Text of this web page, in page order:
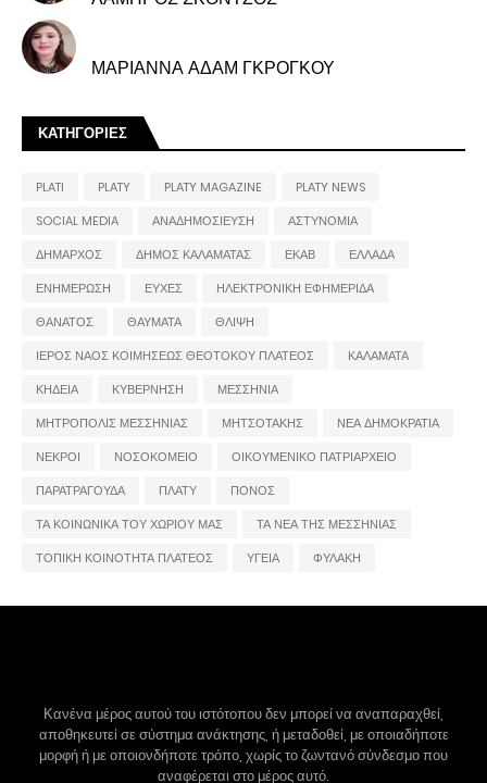
ΜΑΡΙΑΝΝΑ ΑΔΑΜ ΓΚΡΟΓΚΟΥ
ΚΑΤΗΓΟΡΙΕΣ
PLATI PLATY PLATY MAGAZINE
PLATY NEWS
SOCIAL MEDIA
ΑΝΑΔΗΜΟΣΙΕΥΣΗ
ΑΣΤΥΝΟΜΙΑ
ΔΗΜΑΡΧΟΣ
ΔΗΜΟΣ ΚΑΛΑΜΑΤΑΣ ΕΚΑΒ
ΕΛΛΑΔΑ
ΕΝΗΜΕΡΩΣΗ
ΕΥΧΕΣ
ΗΛΕΚΤΡΟΝΙΚΗ ΕΦΗΜΕΡΙΔΑ
ΘΑΝΑΤΟΣ
ΘΑΥΜΑΤΑ
ΘΛΙΨΗ
ΙΕΡΟΣ ΝΑΟΣ ΚΟΙΜΗΣΕΩΣ ΘΕΟΤΟΚΟΥ ΠΛΑΤΕΟΣ
ΚΑΛΑΜΑΤΑ
ΚΗΔΕΙΑ
ΚΥΒΕΡΝΗΣΗ
ΜΕΣΣΗΝΙΑ
ΜΗΤΡΟΠΟΛΙΣ ΜΕΣΣΗΝΙΑΣ
ΜΗΤΣΟΤΑΚΗΣ
ΝΕΑ ΔΗΜΟΚΡΑΤΙΑ
ΝΕΚΡΟΙ
ΝΟΣΟΚΟΜΕΙΟ
ΟΙΚΟΥΜΕΝΙΚΟ ΠΑΤΡΙΑΡΧΕΙΟ
ΠΑΡΑΤΡΑΓΟΥΔΑ
ΠΛΑΤΥ
ΠΟΝΟΣ
ΤΑ ΚΟΙΝΩΝΙΚΑ ΤΟΥ ΧΩΡΙΟΥ ΜΑΣ
ΤΑ ΝΕΑ ΤΗΣ ΜΕΣΣΗΝΙΑΣ
ΤΟΠΙΚΗ ΚΟΙΝΟΤΗΤΑ ΠΛΑΤΕΟΣ
ΥΓΕΙΑ ΦΥΛΑΚΗ
Κανένα μέρος αυτού του ιστότοπου δεν μπορεί να αναπαραχθεί,
αποθηκευτεί σε σύστημα ανάκτησης, ή μεταδοθεί, με οποιαδήποτε
μορφή ή με οποιονδήποτε τρόπο, χωρίς το ζωντανό σύνδεσμο που
αναφέρεται στο μέρος αυτό.